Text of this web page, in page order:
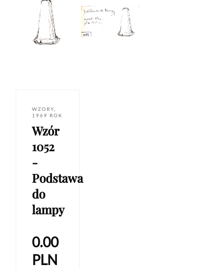
WZORY
1969 ROK
Wzór
1052
-
Podstawa
do
lampy
0.00
PLN